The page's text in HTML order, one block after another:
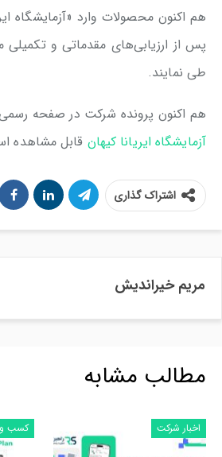
هم اکنون محصولات وارد «آزمایشگاه
پس از ارزیابی‌های مقدماتی و تکمیلی
طی نمایند.
هم اکنون پرونده شرکت در صفحه رسمی
آزمایشگاه ایریانا کیهان قابل مشاهده
اشتراک گذاری
مریم خیراندیش
مطالب مشابه
اخبار شرکت کسب و